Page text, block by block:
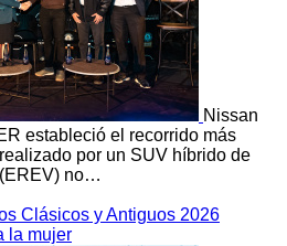
Nissan
estableció el recorrido más
por un SUV híbrido de
no…
Clásicos y Antiguos 2026
la mujer